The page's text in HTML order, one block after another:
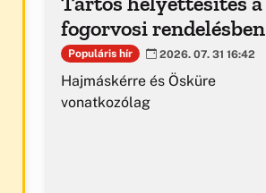
fogorvosi rendelésben
Populáris hír 2026. 07. 31 16:42
Hajmáskérre és Ösküre
vonatkozólag